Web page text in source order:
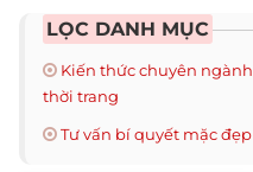
LỌC DANH MỤC
Kiến thức chuyên ngành
thời trang
Tư vấn bí quyết mặc đẹp